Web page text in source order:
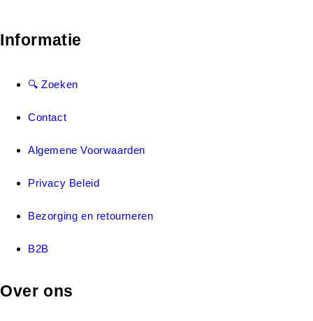
Informatie
🔍 Zoeken
Contact
Algemene Voorwaarden
Privacy Beleid
Bezorging en retourneren
B2B
Over ons